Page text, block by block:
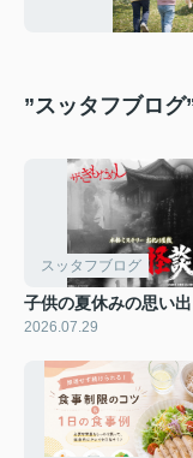
”スッタフブロ
スッタフブログ
子供の夏休みの思い出
2026.07.29